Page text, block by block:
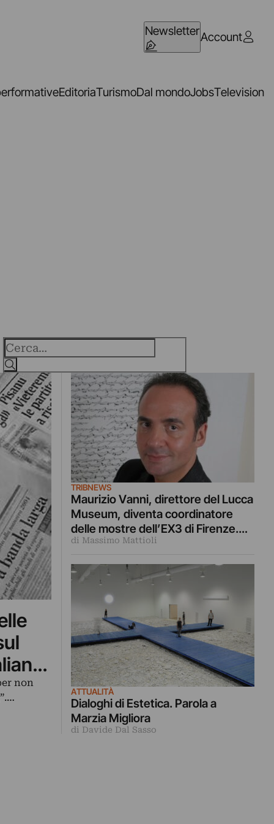
NewsletterAccount
EditoriaTurismoDal mondoJobsTelevision
Cerca
non
TRIBNEWS
Maurizio Vanni, direttore del Lucca
Museum, diventa coordinatore
delle mostre dell’EX3 di Firenze.
All’associazione Nuovi Eventi
d’arte fondato da Sergio Risaliti
di Massimo Mattioli
ATTUALITÀ
Dialoghi di Estetica. Parola a
Marzia Migliora
di Davide Dal Sasso